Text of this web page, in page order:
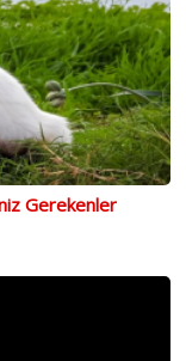
Gerekenler